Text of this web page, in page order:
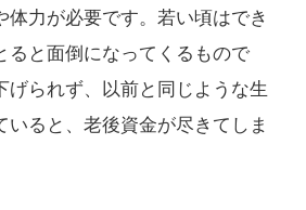
体力が必要です。若い頃はでき
ると面倒になってくるもので
げられず、以前と同じような生
いると、老後資金が尽きてしま